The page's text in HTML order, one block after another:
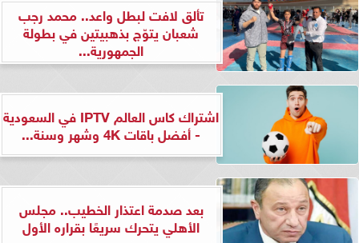
تألق لافت لبطل واعد.. محمد رجب
شعبان يتوّج بذهبيتين في بطولة
الجمهورية...
اشتراك كاس العالم IPTV في السعودية
- أفضل باقات 4K وشهر وسنة...
بعد صدمة اعتذار الخطيب.. مجلس
الأهلي يتحرك سريعًا بقراره الأول